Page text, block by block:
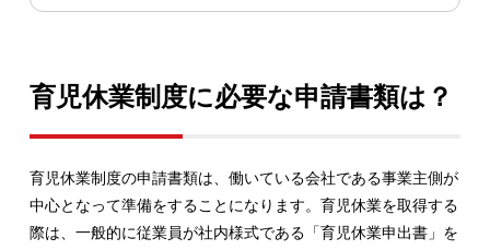
育児休業制度に必要な申請書類は？
育児休業制度の申請書類は、働いている会社である事業主側が
中心となって準備をすることになります。育児休業を取得する
際は、一般的に従業員が社内様式である「育児休業申出書」を